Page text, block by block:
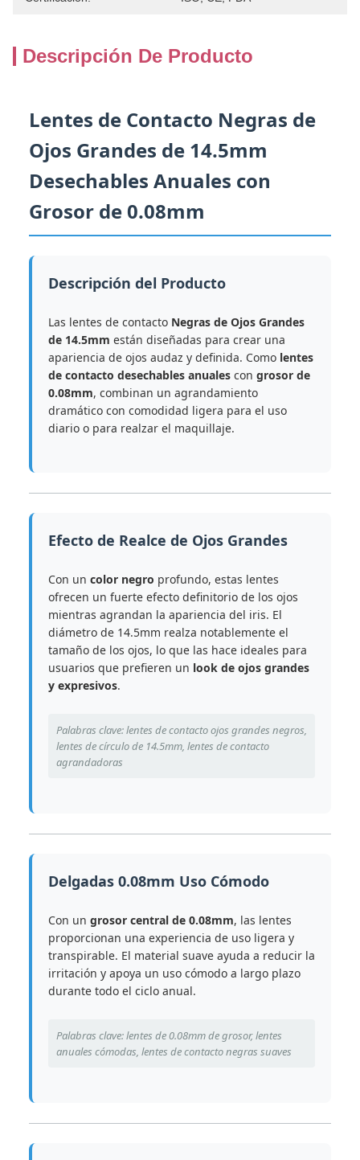
Descripción De Producto
Lentes de Contacto Negras de
Ojos Grandes de 14.5mm
Desechables Anuales con
Grosor de 0.08mm
Descripción del Producto
Las lentes de contacto Negras de Ojos Grandes
de 14.5mm están diseñadas para crear una
apariencia de ojos audaz y definida. Como lentes
de contacto desechables anuales con grosor de
0.08mm, combinan un agrandamiento
dramático con comodidad ligera para el uso
diario o para realzar el maquillaje.
Efecto de Realce de Ojos Grandes
Con un color negro profundo, estas lentes
ofrecen un fuerte efecto definitorio de los ojos
mientras agrandan la apariencia del iris. El
diámetro de 14.5mm realza notablemente el
tamaño de los ojos, lo que las hace ideales para
usuarios que prefieren un look de ojos grandes
y expresivos.
Palabras clave: lentes de contacto ojos grandes negros,
lentes de círculo de 14.5mm, lentes de contacto
agrandadoras
Delgadas 0.08mm Uso Cómodo
Con un grosor central de 0.08mm, las lentes
proporcionan una experiencia de uso ligera y
transpirable. El material suave ayuda a reducir la
irritación y apoya un uso cómodo a largo plazo
durante todo el ciclo anual.
Palabras clave: lentes de 0.08mm de grosor, lentes
anuales cómodas, lentes de contacto negras suaves